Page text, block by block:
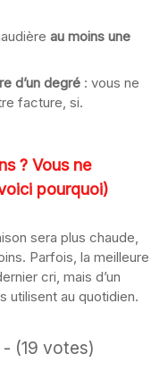
au moins une
d’un degré : vous ne
facture, si.
? Vous ne
pourquoi)
sera plus chaude,
Parfois, la meilleure
cri, mais d’un
utilisent au quotidien.
(19 votes)